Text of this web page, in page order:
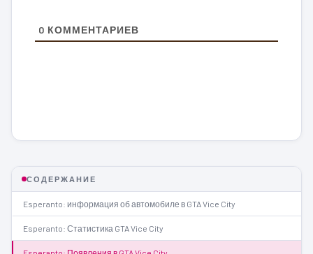
0 КОММЕНТАРИЕВ
СОДЕРЖАНИЕ
Esperanto: информация об автомобиле в GTA Vice City
Esperanto: Статистика GTA Vice City